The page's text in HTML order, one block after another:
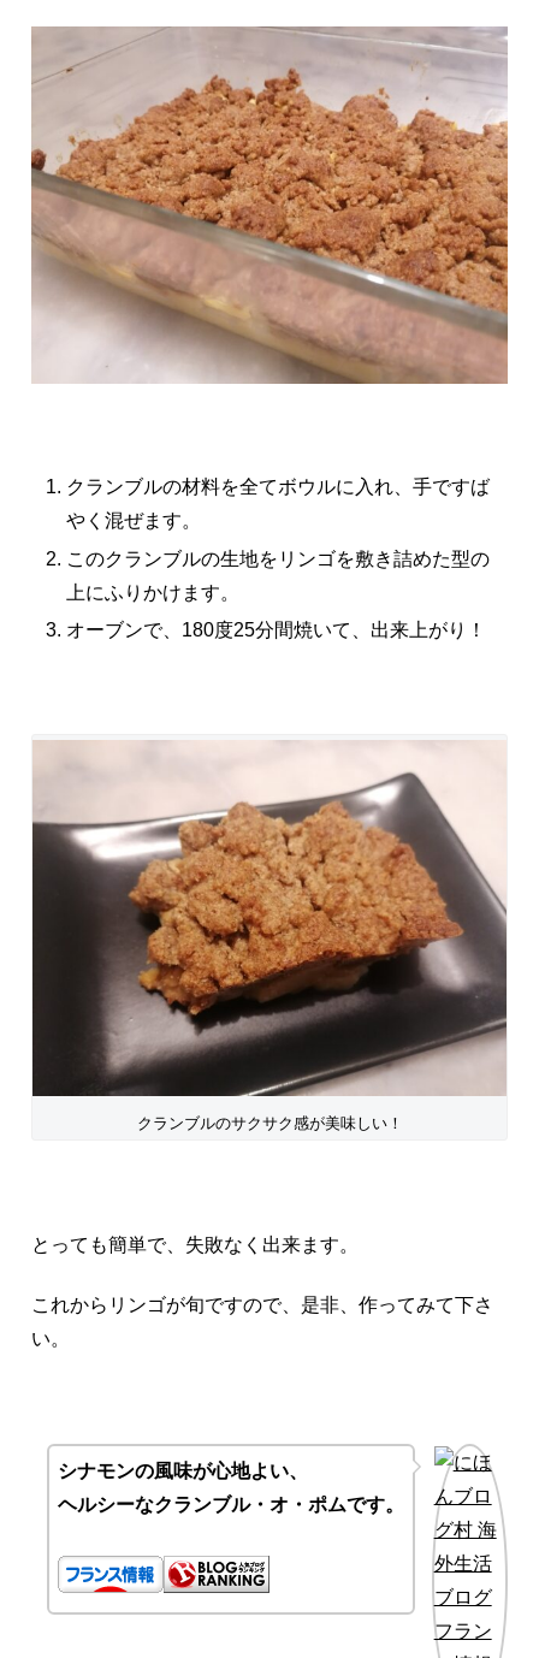
クランブルの材料を全てボウルに入れ、手ですば
やく混ぜます。
このクランブルの生地をリンゴを敷き詰めた型の
上にふりかけます。
オーブンで、180度25分間焼いて、出来上がり！
クランブルのサクサク感が美味しい！
とっても簡単で、失敗なく出来ます。
これからリンゴが旬ですので、是非、作ってみて下さ
い。
シナモンの風味が心地よい、
ヘルシーなクランブル・オ・ポムです。